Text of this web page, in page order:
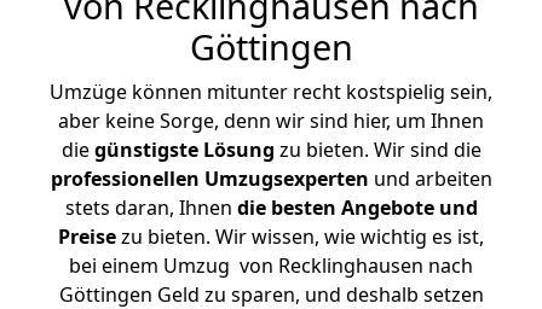
Göttingen
Umzüge können mitunter recht kostspielig sein,
aber keine Sorge, denn wir sind hier, um Ihnen
diegünstigste Lösung zu bieten. Wir sind die
professionellen Umzugsexperten und arbeiten
stets daran, Ihnen die besten Angebote und
Preisezu bieten. Wir wissen, wie wichtig es ist,
bei einem Umzug von Recklinghausen nach
Göttingen Geld zu sparen, und deshalb setzen